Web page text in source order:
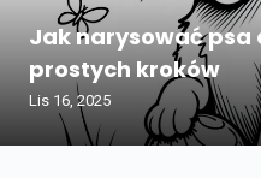
Jak narysować psa
prostych kroków
Lis 16, 2025